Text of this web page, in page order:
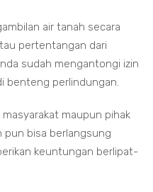
air tanah secara
pertentangan dari
sudah mengantongi izin
benteng perlindungan.
maupun pihak
bisa berlangsung
keuntungan berlipat-